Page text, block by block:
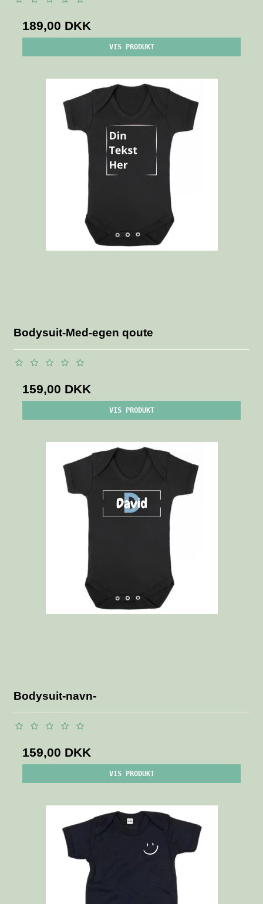
189,00 DKK
VIS PRODUKT
Bodysuit-Med-egen qoute
159,00 DKK
VIS PRODUKT
Bodysuit-navn-
159,00 DKK
VIS PRODUKT